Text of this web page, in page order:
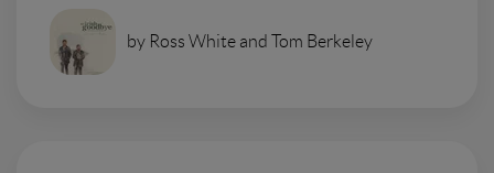
by Ross White and Tom Berkeley